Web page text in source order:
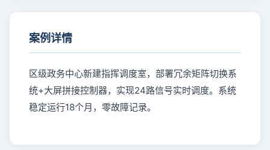
案例详情
区级政务中心新建指挥调度室，部署冗余矩阵切换系
统+大屏拼接控制器，实现24路信号实时调度。系统
稳定运行18个月，零故障记录。